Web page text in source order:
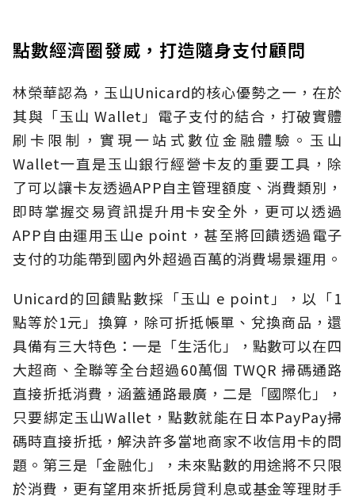
點數經濟圈發威，打造隨身支付顧問
林榮華認為，玉山Unicard的核心優勢之一，在於
其與「玉山 Wallet」電子支付的結合，打破實體
刷卡限制，實現一站式數位金融體驗。玉山
Wallet一直是玉山銀行經營卡友的重要工具，除
了可以讓卡友透過APP自主管理額度、消費類別，
即時掌握交易資訊提升用卡安全外，更可以透過
APP自由運用玉山e point，甚至將回饋透過電子
支付的功能帶到國內外超過百萬的消費場景運用。
Unicard的回饋點數採「玉山 e point」，以「1
點等於1元」換算，除可折抵帳單、兌換商品，還
具備有三大特色：一是「生活化」，點數可以在四
大超商、全聯等全台超過60萬個 TWQR 掃碼通路
直接折抵消費，涵蓋通路最廣，二是「國際化」，
只要綁定玉山Wallet，點數就能在日本PayPay掃
碼時直接折抵，解決許多當地商家不收信用卡的問
題。第三是「金融化」，未來點數的用途將不只限
於消費，更有望用來折抵房貸利息或基金等理財手